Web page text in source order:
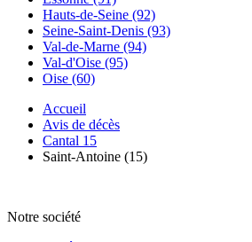
Hauts-de-Seine (92)
Seine-Saint-Denis (93)
Val-de-Marne (94)
Val-d'Oise (95)
Oise (60)
Accueil
Avis de décès
Cantal 15
Saint-Antoine (15)
Notre société